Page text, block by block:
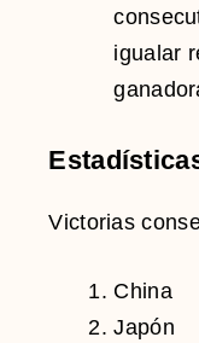
igualar
Victorias
China
Japón